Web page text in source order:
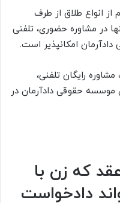
از انواع طلاق از طرف
در مشاوره حضوری، تلفنی
امکانپذیر است.
رایگان تلفنی،
موسسه حقوقی دادآرمان در
عقد که زن با
دادخواست